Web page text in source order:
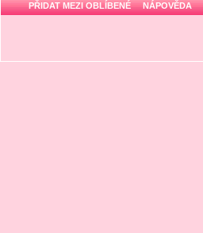
PŘIDAT MEZI OBLÍBENÉ NÁPOVĚDA